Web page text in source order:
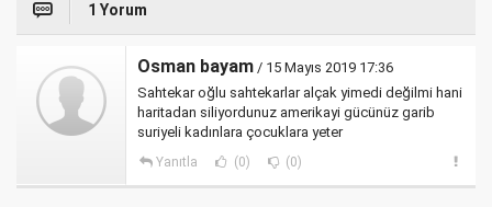
1 Yorum
Osman bayam / 15 Mayıs 2019 17:36
Sahtekar oğlu sahtekarlar alçak yimedi değilmi hani
haritadan siliyordunuz amerikayi gücünüz garib
suriyeli kadınlara çocuklara yeter
Yanıtla (0) (0)